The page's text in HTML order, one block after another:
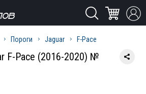
Пороги Jaguar F-Pace
F-Pace (2016-2020) №